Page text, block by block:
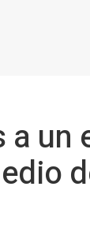
a un